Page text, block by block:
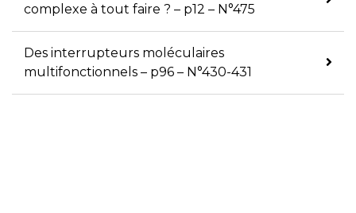
complexe à tout faire ? – p12 – N°475
Des interrupteurs moléculaires
multifonctionnels – p96 – N°430-431